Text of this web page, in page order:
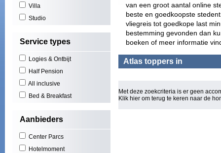
Villa
Studio
Service types
Logies & Ontbijt
Half Pension
All inclusive
Bed & Breakfast
Aanbieders
Center Parcs
Hotelmoment
van een groot aantal online
beste en goedkoopste
vliegreis tot goedkope last
bestemming gevonden dan
boeken of meer informatie
Atlas toppers in
Met deze zoekcriteria is er geen
Klik hier om terug te keren naar de